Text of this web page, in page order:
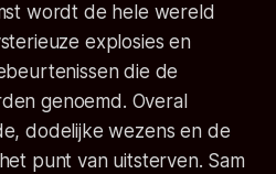
wordt de hele wereld
explosies en
die de
genoemd. Overal
dodelijke wezens en de
punt van uitsterven. Sam